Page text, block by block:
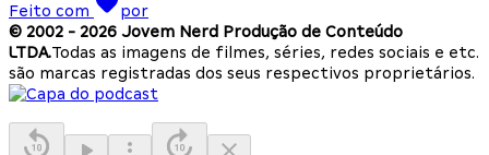
Feito com
por
© 2002 - 2026 Jovem Nerd Produção de Conteúdo
LTDA.Todas as imagens de filmes, séries, redes sociais e etc.
são marcas registradas dos seus respectivos proprietários.